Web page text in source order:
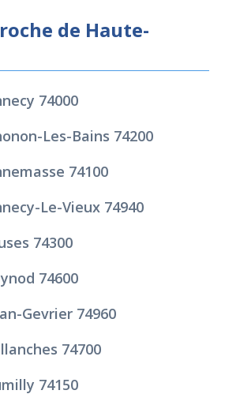
de Haute-
74000
Les-Bains 74200
74100
Le-Vieux 74940
74300
74600
Gevrier 74960
74700
74150